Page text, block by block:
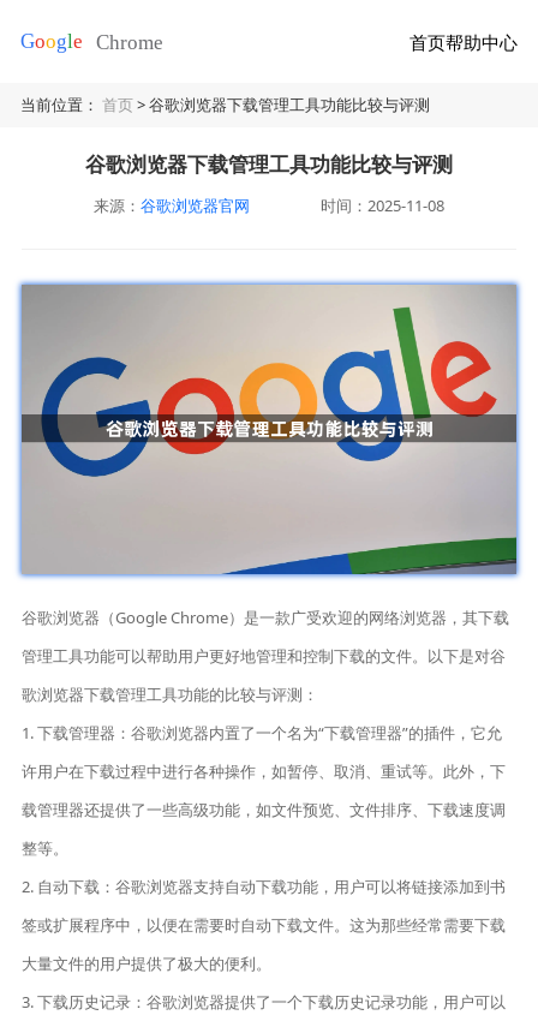
首页帮助中心
当前位置：首页> 谷歌浏览器下载管理工具功能比较与评测
谷歌浏览器下载管理工具功能比较与评测
来源： 谷歌浏览器官网 时间：2025-11-08
谷歌浏览器（Google Chrome）是一款广受欢迎的网络浏览器，其下载
管理工具功能可以帮助用户更好地管理和控制下载的文件。以下是对谷
歌浏览器下载管理工具功能的比较与评测：
1. 下载管理器：谷歌浏览器内置了一个名为“下载管理器”的插件，它允
许用户在下载过程中进行各种操作，如暂停、取消、重试等。此外，下
载管理器还提供了一些高级功能，如文件预览、文件排序、下载速度调
整等。
2. 自动下载：谷歌浏览器支持自动下载功能，用户可以将链接添加到书
签或扩展程序中，以便在需要时自动下载文件。这为那些经常需要下载
大量文件的用户提供了极大的便利。
3. 下载历史记录：谷歌浏览器提供了一个下载历史记录功能，用户可以